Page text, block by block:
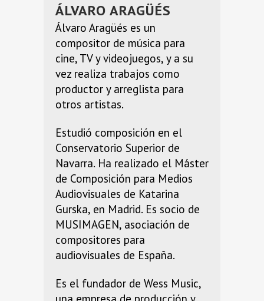
ÁLVARO ARAGÜÉS
Álvaro Aragüés es un
compositor de música para
cine, TV y videojuegos, y a su
vez realiza trabajos como
productor y arreglista para
otros artistas.
Estudió composición en el
Conservatorio Superior de
Navarra. Ha realizado el Máster
de Composición para Medios
Audiovisuales de Katarina
Gurska, en Madrid. Es socio de
MUSIMAGEN, asociación de
compositores para
audiovisuales de España.
Es el fundador de Wess Music,